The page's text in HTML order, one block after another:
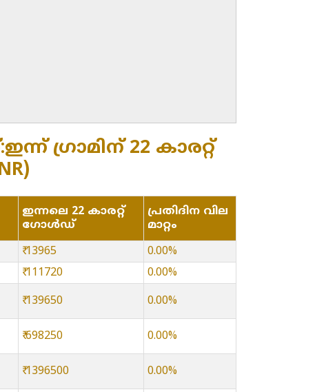
ഗ്രാമിന് 22 കാരറ്റ്
ഇന്നലെ 22 കാരറ്റ്
ഗോൾഡ്
പ്രതിദിന വില
മാറ്റം
₹ 13965
0.00%
₹ 111720
0.00%
₹ 139650 0.00%
₹ 698250 0.00%
₹ 1396500 0.00%